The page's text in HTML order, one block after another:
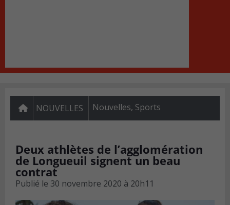
NOUVELLES Nouvelles, Sports
Deux athlètes de l’agglomération
de Longueuil signent un beau
contrat
Publié le 30 novembre 2020 à 20h11